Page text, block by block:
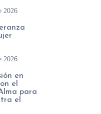
2026
2026
en
el
para
el